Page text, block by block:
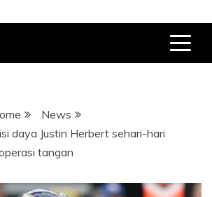
News
daya Justin Herbert sehari-hari
tangan